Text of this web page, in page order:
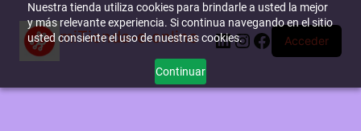
Nuestra tienda utiliza cookies para brindarle a usted la mejor
y más relevante experiencia. Si continua navegando en el sitio
usted consiente el uso de nuestras cookies.
Continuar
miTienda-e.online LinkedIn
Instagram
Facebook
Acceder